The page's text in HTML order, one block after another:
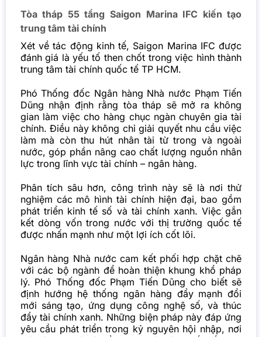
Tòa tháp 55 tầng Saigon Marina IFC kiến tạo
trung tâm tài chính
Xét về tác động kinh tế, Saigon Marina IFC được
đánh giá là yếu tố then chốt trong việc hình thành
trung tâm tài chính quốc tế TP HCM.
Phó Thống đốc Ngân hàng Nhà nước Phạm Tiến
Dũng nhận định rằng tòa tháp sẽ mở ra không
gian làm việc cho hàng chục ngàn chuyên gia tài
chính. Điều này không chỉ giải quyết nhu cầu việc
làm mà còn thu hút nhân tài từ trong và ngoài
nước, góp phần nâng cao chất lượng nguồn nhân
lực trong lĩnh vực tài chính – ngân hàng.
Phân tích sâu hơn, công trình này sẽ là nơi thử
nghiệm các mô hình tài chính hiện đại, bao gồm
phát triển kinh tế số và tài chính xanh. Việc gắn
kết dòng vốn trong nước với thị trường quốc tế
được nhấn mạnh như một lợi ích cốt lõi.
Ngân hàng Nhà nước cam kết phối hợp chặt chẽ
với các bộ ngành để hoàn thiện khung khổ pháp
lý. Phó Thống đốc Phạm Tiến Dũng cho biết sẽ
định hướng hệ thống ngân hàng đẩy mạnh đổi
mới sáng tạo, ứng dụng công nghệ số, và thúc
đẩy tài chính xanh. Những biện pháp này đáp ứng
yêu cầu phát triển trong kỷ nguyên hội nhập, nơi